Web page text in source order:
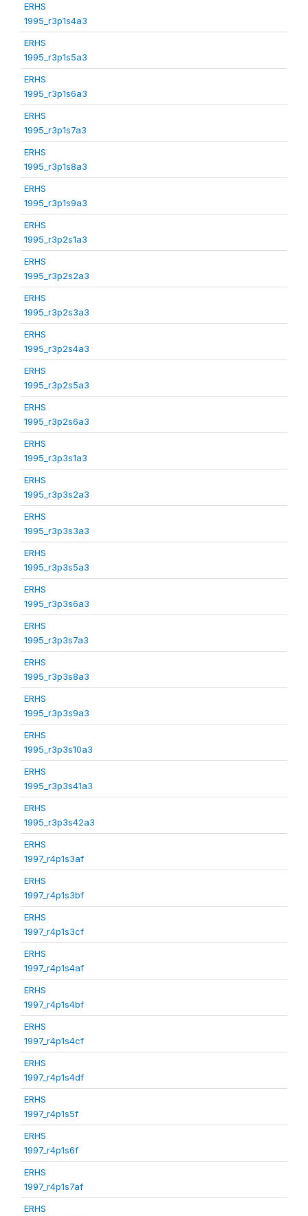
ERHS
1995_r3p1s4a3
ERHS
1995_r3p1s5a3
ERHS
1995_r3p1s6a3
ERHS
1995_r3p1s7a3
ERHS
1995_r3p1s8a3
ERHS
1995_r3p1s9a3
ERHS
1995_r3p2s1a3
ERHS
1995_r3p2s2a3
ERHS
1995_r3p2s3a3
ERHS
1995_r3p2s4a3
ERHS
1995_r3p2s5a3
ERHS
1995_r3p2s6a3
ERHS
1995_r3p3s1a3
ERHS
1995_r3p3s2a3
ERHS
1995_r3p3s3a3
ERHS
1995_r3p3s5a3
ERHS
1995_r3p3s6a3
ERHS
1995_r3p3s7a3
ERHS
1995_r3p3s8a3
ERHS
1995_r3p3s9a3
ERHS
1995_r3p3s10a3
ERHS
1995_r3p3s41a3
ERHS
1995_r3p3s42a3
ERHS
1997_r4p1s3af
ERHS
1997_r4p1s3bf
ERHS
1997_r4p1s3cf
ERHS
1997_r4p1s4af
ERHS
1997_r4p1s4bf
ERHS
1997_r4p1s4cf
ERHS
1997_r4p1s4df
ERHS
1997_r4p1s5f
ERHS
1997_r4p1s6f
ERHS
1997_r4p1s7af
ERHS